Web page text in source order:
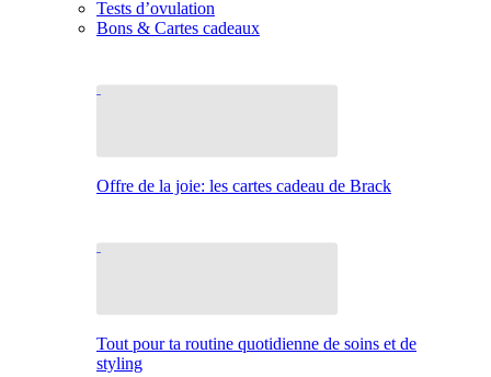
Tests d’ovulation
Bons & Cartes cadeaux
Offre de la joie: les cartes cadeau de Brack
Tout pour ta routine quotidienne de soins et de
styling